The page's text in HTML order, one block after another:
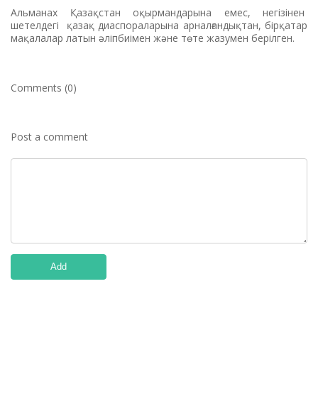
Альманах Қазақстан оқырмандарына емес, негізінен
шетелдегі қазақ диаспораларына арналғандықтан, бірқатар
мақалалар латын әліпбиімен және төте жазумен берілген.
Comments (0)
Post a comment
Add